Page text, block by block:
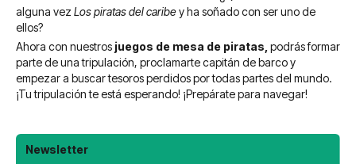
alguna vez Los piratas del caribey ha soñado con ser uno de
ellos?
Ahora con nuestros juegos de mesa de piratas, podrás formar
parte de una tripulación, proclamarte capitán de barco y
empezar a buscar tesoros perdidos por todas partes del mundo.
¡Tu tripulación te está esperando! ¡Prepárate para navegar!
Newsletter